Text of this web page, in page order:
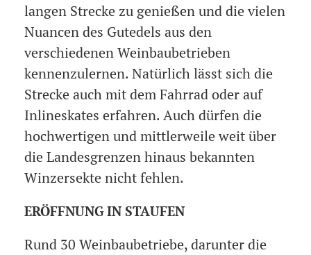
langen Strecke zu genießen und die vielen
Nuancen des Gutedels aus den
verschiedenen Weinbaubetrieben
kennenzulernen. Natürlich lässt sich die
Strecke auch mit dem Fahrrad oder auf
Inlineskates erfahren. Auch dürfen die
hochwertigen und mittlerweile weit über
die Landesgrenzen hinaus bekannten
Winzersekte nicht fehlen.
ERÖFFNUNG IN STAUFEN
Rund 30 Weinbaubetriebe, darunter die